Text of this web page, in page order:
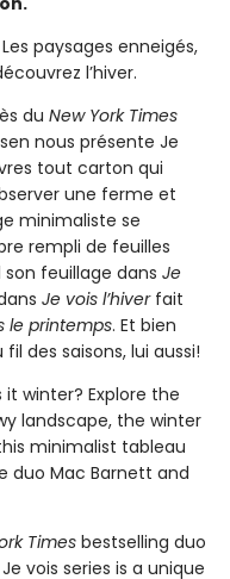
paysages enneigés,
l’hiver.
du New York Times
nous présente Je
tout carton qui
une ferme et
minimaliste se
rempli de feuilles
son feuillage dans Je
Je vois l’hiverfait
le printemps. Et bien
des saisons, lui aussi!
winter? Explore the
landscape, the winter
minimalist tableau
duo Mac Barnett and
Times bestselling duo
vois series is a unique